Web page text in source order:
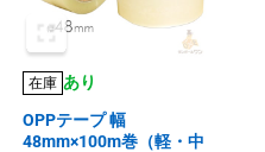
在庫 あり
OPPテープ 幅
48mm×100m巻（軽・中